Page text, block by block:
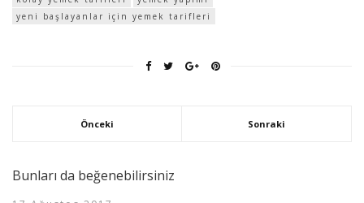
yeni başlayanlar için yemek tarifleri
Önceki Sonraki
Bunları da beğenebilirsiniz